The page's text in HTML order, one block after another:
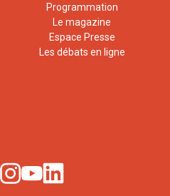
Programmation
Le magazine
Espace Presse
Les débats en ligne